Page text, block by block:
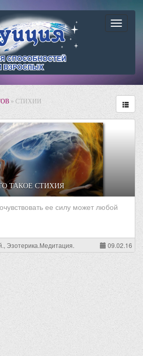
» СТИХИИ
ТАКОЕ СТИХИЯ
ее силу может любой
Эзотерика.Медитация. 09.02.16